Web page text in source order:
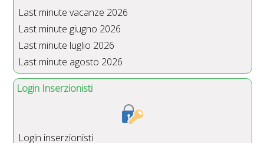
Last minute vacanze 2026
Last minute giugno 2026
Last minute luglio 2026
Last minute agosto 2026
Login Inserzionisti
Login inserzionisti